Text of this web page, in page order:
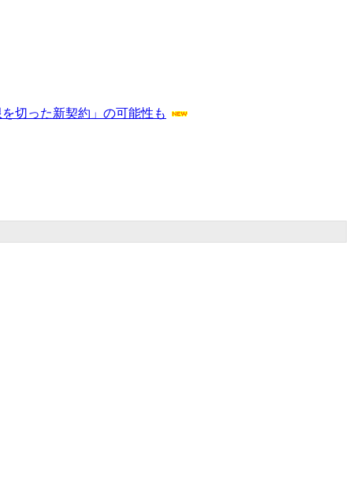
切った新契約」の可能性も